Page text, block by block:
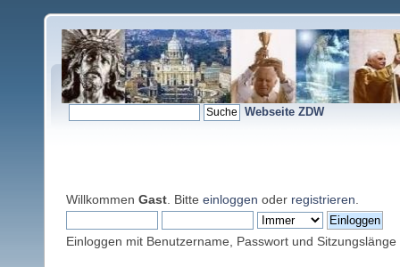
Webseite ZDW
Willkommen Gast . Bitte einloggen oder registrieren
Einloggen mit Benutzername, Passwort und Sitzungslänge